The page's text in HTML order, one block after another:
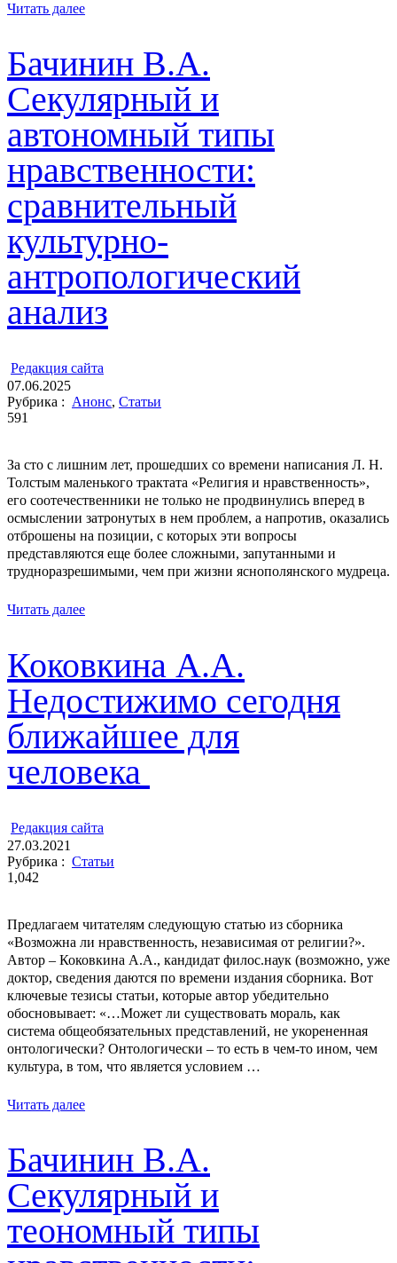
Читать далее
Бачинин В.А.
Секулярный и
автономный типы
нравственности:
сравнительный
культурно-
антропологический
анализ
Редакция cайта
07.06.2025
Рубрика : Анонс, Статьи
591
За сто с лишним лет, прошедших со времени написания Л. Н.
Толстым маленького трактата «Религия и нравственность»,
его соотечественники не только не продвинулись вперед в
осмыслении затронутых в нем проблем, а напротив, оказались
отброшены на позиции, с которых эти вопросы
представляются еще более сложными, запутанными и
трудноразрешимыми, чем при жизни яснополянского мудреца.
Читать далее
Коковкина А.А.
Недостижимо сегодня
ближайшее для
человека
Редакция cайта
27.03.2021
Рубрика : Статьи
1,042
Предлагаем читателям следующую статью из сборника
«Возможна ли нравственность, независимая от религии?».
Автор – Коковкина А.А., кандидат филос.наук (возможно, уже
доктор, сведения даются по времени издания сборника. Вот
ключевые тезисы статьи, которые автор убедительно
обосновывает: «…Может ли существовать мораль, как
система общеобязательных представлений, не укорененная
онтологически? Онтологически – то есть в чем-то ином, чем
культура, в том, что является условием …
Читать далее
Бачинин В.А.
Секулярный и
теономный типы